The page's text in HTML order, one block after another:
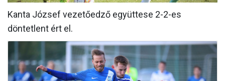
AKKREDITÁCIÓ
Kanta József vezetőedző együttese 2-2-es
döntetlent ért el.